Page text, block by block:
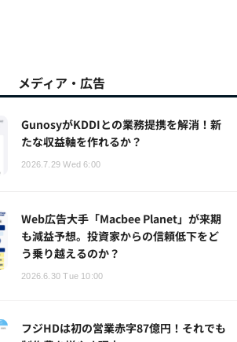
メディア・広告
GunosyがKDDIとの業務提携を解消！新
たな収益軸を作れるか？
2026.7.29 Wed 6:00
Web広告大手「Macbee Planet」が来期
も減益予想。投資家からの信頼低下をど
う乗り越えるのか？
2026.6.30 Tue 10:00
フジHDは初の営業赤字87億円！それでも